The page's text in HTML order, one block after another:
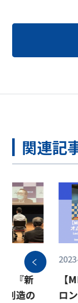
関連記
『新
創造の
【
ロ